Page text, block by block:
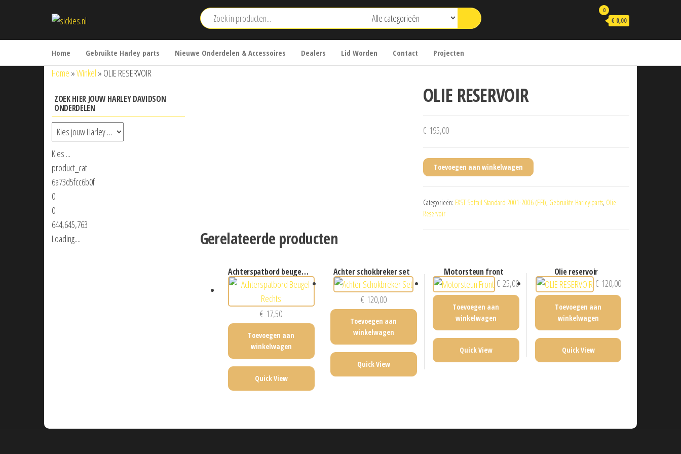
0
€ 0,00
Home Gebruikte Harley parts Nieuwe Onderdelen & Accessoires Dealers Lid Worden Contact Projecten
Home »Winkel » OLIE RESERVOIR
OLIE RESERVOIR
€ 195,00
Toevoegen aan winkelwagen
Categorieën: FXST Softail Standard 2001-2006 (EFI), Gebruikte Harley parts, Olie
Reservoir
Gerelateerde producten
achterspatbord beugel rechts
€ 17,50
Toevoegen aan
winkelwagen
Quick View
achter schokbreker set
€ 120,00
Toevoegen aan
winkelwagen
Quick View
motorsteun front
€ 25,00
Toevoegen aan
winkelwagen
Quick View
olie reservoir
€ 120,00
Toevoegen aan
winkelwagen
Quick View
ZOEK HIER JOUW HARLEY DAVIDSON
ONDERDELEN
Kies ...
product_cat
6a73d5fcc6b0f
0
0
644,645,763
Loading....